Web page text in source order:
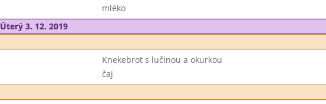
mléko
Úterý 3. 12. 2019
Knekebrot s lučinou a okurkou
čaj